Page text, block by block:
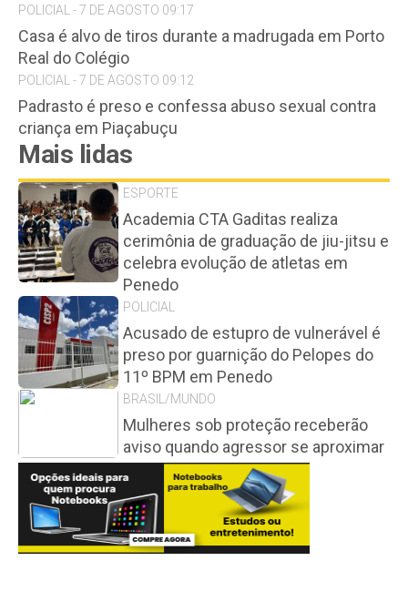
POLICIAL - 7 DE AGOSTO 09:17
Casa é alvo de tiros durante a madrugada em Porto
Real do Colégio
POLICIAL - 7 DE AGOSTO 09:12
Padrasto é preso e confessa abuso sexual contra
criança em Piaçabuçu
Mais lidas
ESPORTE
Academia CTA Gaditas realiza
cerimônia de graduação de jiu-jitsu e
celebra evolução de atletas em
Penedo
POLICIAL
Acusado de estupro de vulnerável é
preso por guarnição do Pelopes do
11º BPM em Penedo
BRASIL/MUNDO
Mulheres sob proteção receberão
aviso quando agressor se aproximar